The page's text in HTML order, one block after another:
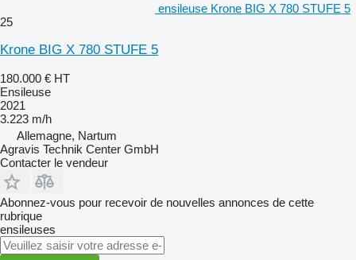
ensileuse Krone BIG X 780 STUFE 5
25
Krone BIG X 780 STUFE 5
180.000 € HT
Ensileuse
2021
3.223 m/h
Allemagne, Nartum
Agravis Technik Center GmbH
Contacter le vendeur
Abonnez-vous pour recevoir de nouvelles annonces de cette
rubrique
ensileuses